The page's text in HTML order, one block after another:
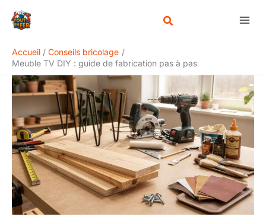
Accueil
Conseils bricolage
Meuble TV DIY : guide de fabrication pas à pas